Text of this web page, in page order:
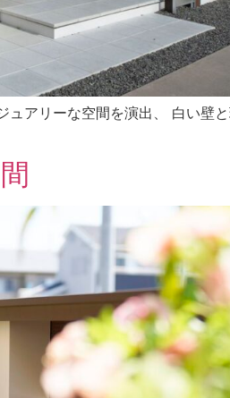
アリーな空間を演出、 白い壁